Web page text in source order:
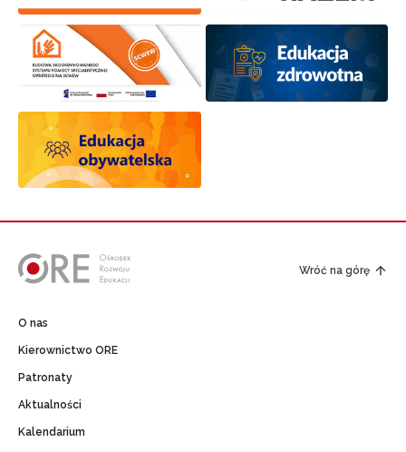
Wróć na górę
O nas
Kierownictwo ORE
Patronaty
Aktualności
Kalendarium